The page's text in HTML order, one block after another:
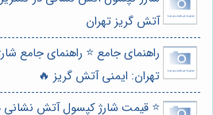
آتش گریز تهران
راهنمای جامع ⭐️ راهنمای جامع
تهران: ایمنی آتش گریز 🔥
⭐️ قیمت شارژ کپسول آتش نشانی